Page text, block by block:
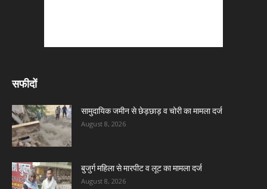
सफीदों
सामुदायिक जमीन से छेड़छाड़ व चोरी का मामला दर्ज
August 8, 2026
बुजुर्ग महिला से मारपीट व लूट का मामला दर्ज
August 8, 2026